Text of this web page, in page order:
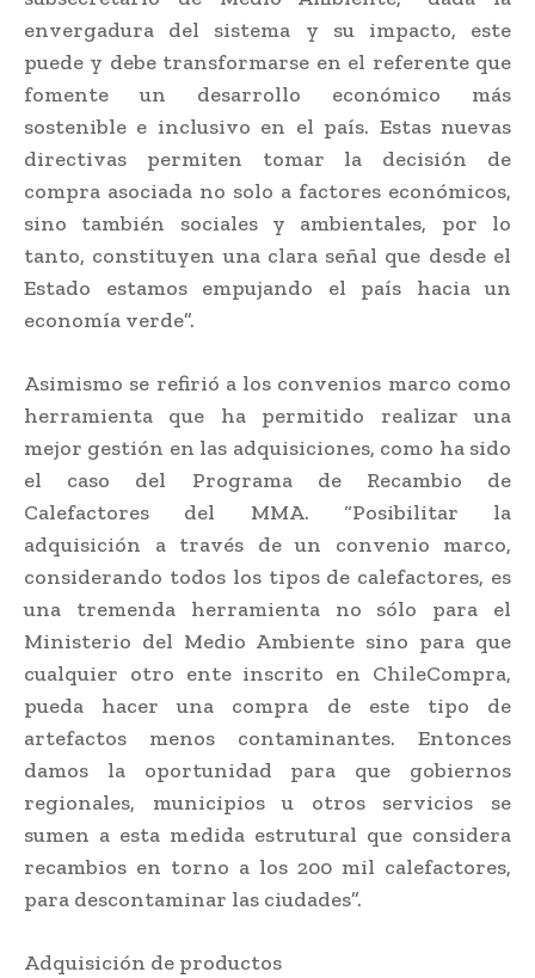
envergadura del sistema y su impacto, este
puede y debe transformarse en el referente que
fomente un desarrollo económico más
sostenible e inclusivo en el país. Estas nuevas
directivas permiten tomar la decisión de
compra asociada no solo a factores económicos,
sino también sociales y ambientales, por lo
tanto, constituyen una clara señal que desde el
Estado estamos empujando el país hacia un
economía verde”.
Asimismo se refirió a los convenios marco como
herramienta que ha permitido realizar una
mejor gestión en las adquisiciones, como ha sido
el caso del Programa de Recambio de
Calefactores del MMA. “Posibilitar la
adquisición a través de un convenio marco,
considerando todos los tipos de calefactores, es
una tremenda herramienta no sólo para el
Ministerio del Medio Ambiente sino para que
cualquier otro ente inscrito en ChileCompra,
pueda hacer una compra de este tipo de
artefactos menos contaminantes. Entonces
damos la oportunidad para que gobiernos
regionales, municipios u otros servicios se
sumen a esta medida estrutural que considera
recambios en torno a los 200 mil calefactores,
para descontaminar las ciudades”.
Adquisición de productos